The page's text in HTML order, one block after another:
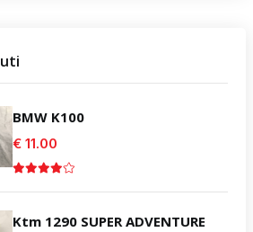
BMW K100
€ 11.00
Ktm 1290 SUPER ADVENTURE